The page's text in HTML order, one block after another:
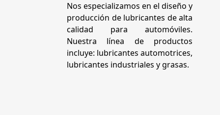
Nos especializamos en el diseño y
producción de lubricantes de alta
calidad para automóviles.
Nuestra línea de productos
incluye: lubricantes automotrices,
lubricantes industriales y grasas.